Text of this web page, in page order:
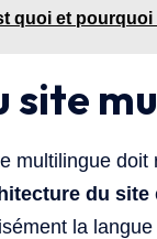
quoi et pourquoi
site
multilingue
du site
la